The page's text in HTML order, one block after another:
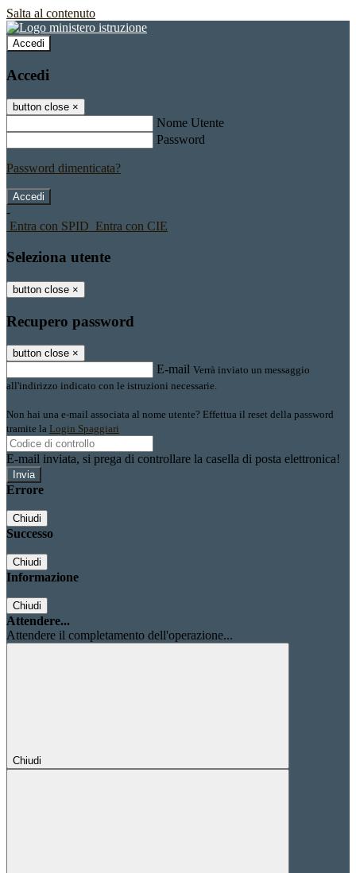
Salta al contenuto
Accedi
Accedi
button close ×
Nome Utente
Password
Password dimenticata?
-
Entra con SPID Entra con CIE
Seleziona utente
button close ×
Recupero password
button close ×
E-mail Verrà inviato un messaggio
all'indirizzo indicato con le istruzioni necessarie.
Non hai una e-mail associata al nome utente? Effettua il reset della password
tramite la Login Spaggiari
E-mail inviata, si prega di controllare la casella di posta elettronica!
Errore
Chiudi
Successo
Chiudi
Informazione
Chiudi
Attendere...
Attendere il completamento dell'operazione...
Chiudi